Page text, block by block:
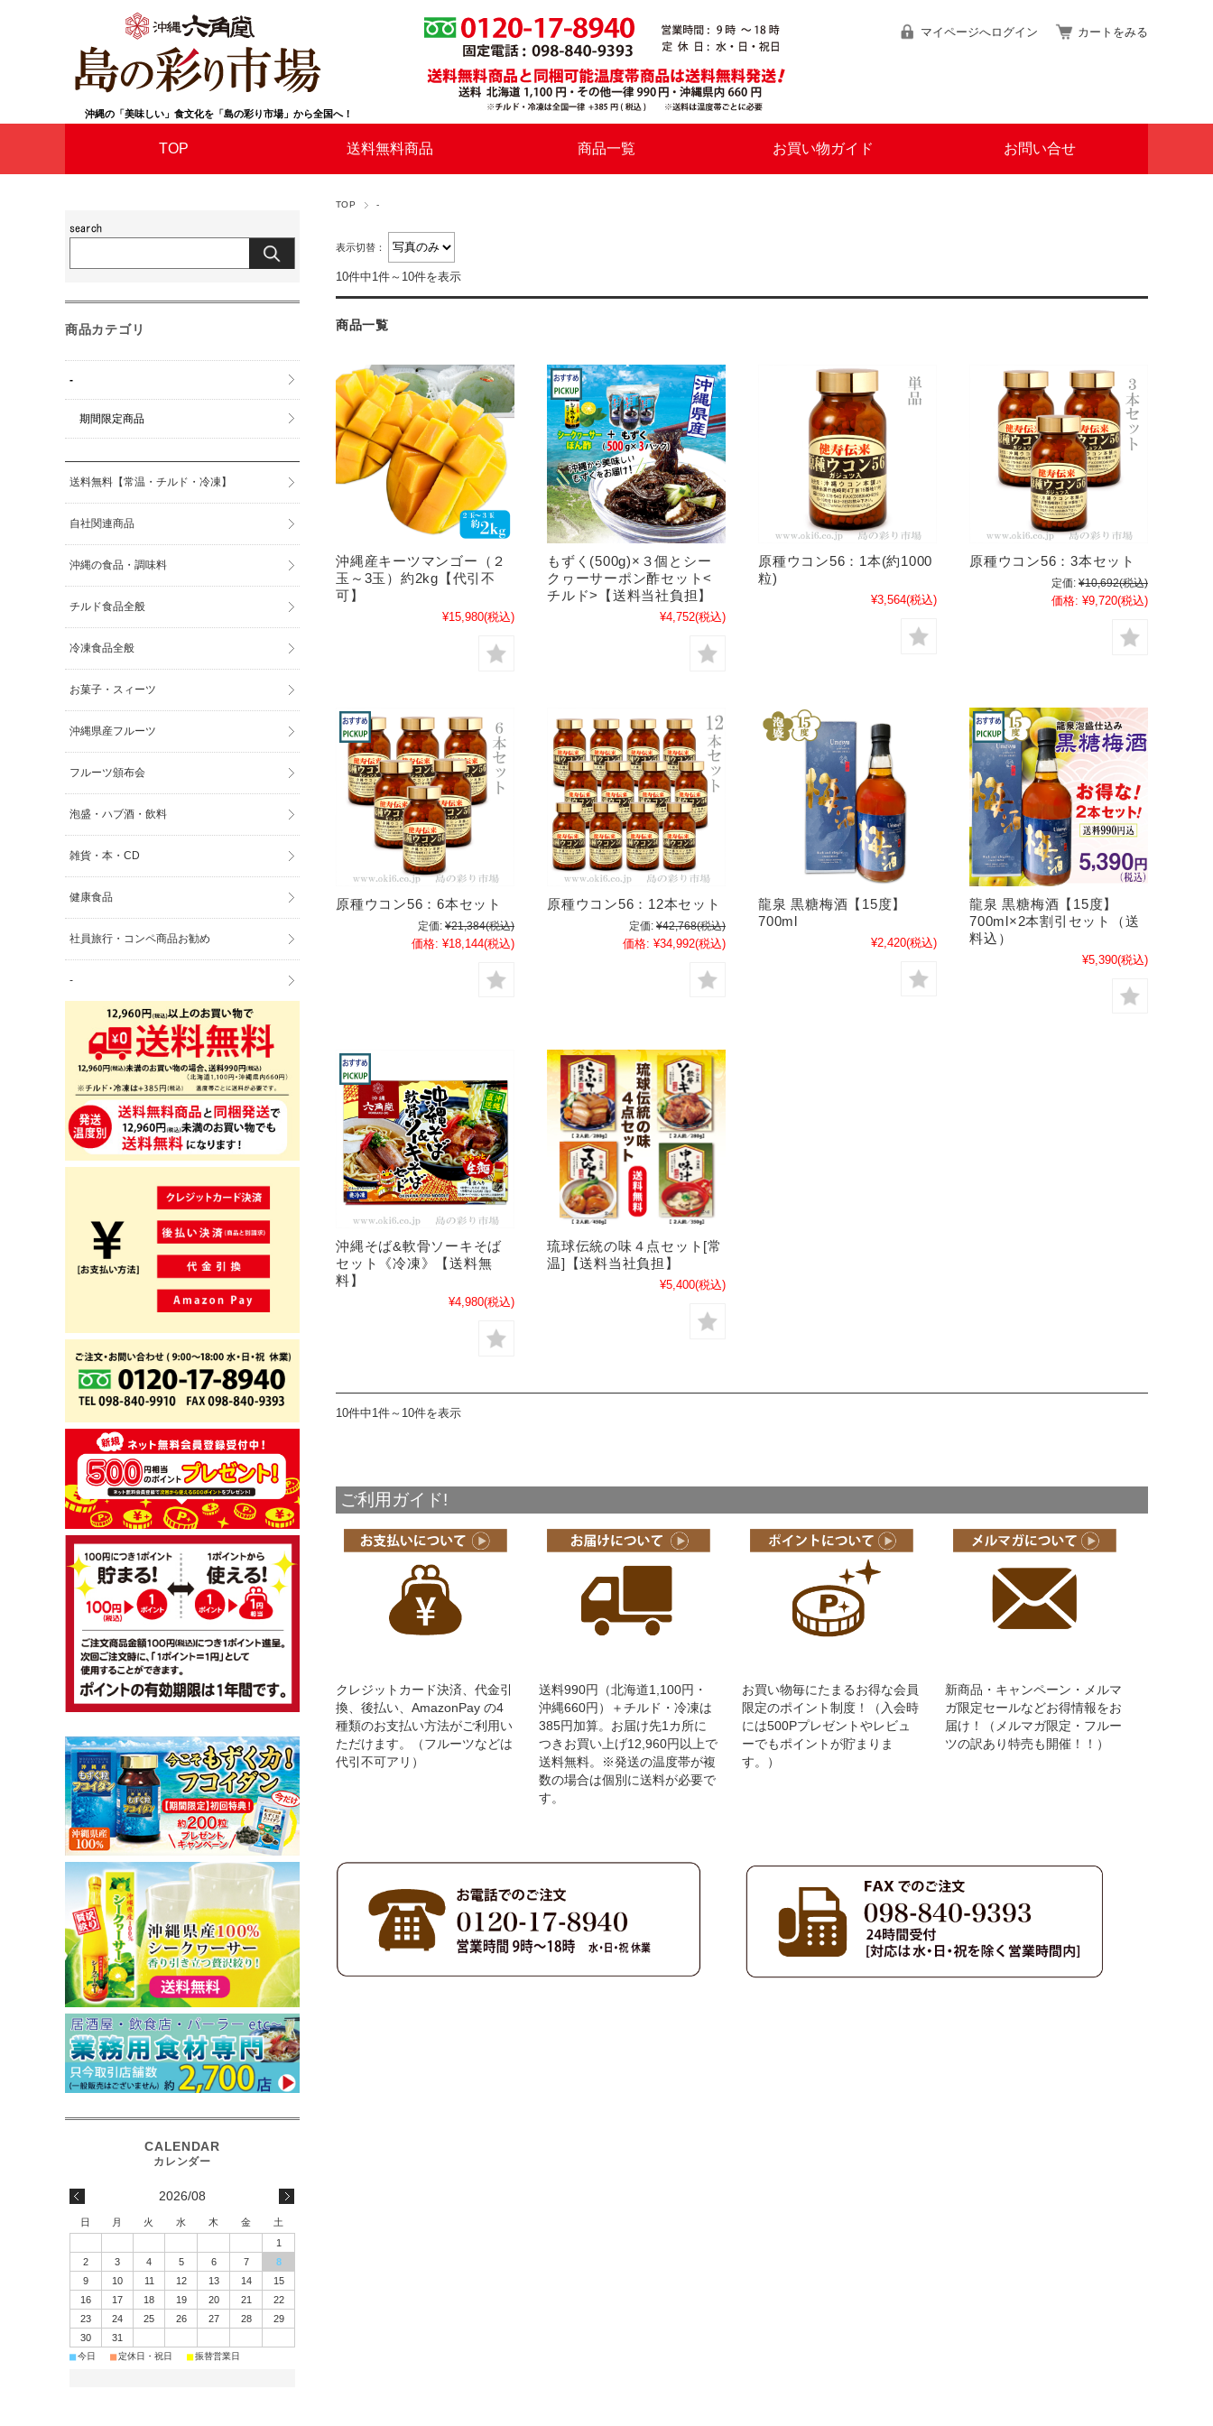
沖縄の「美味しい」食文化を「島の彩り市場」から全国へ！
マイページへログイン カートをみる
TOP 送料無料商品 商品一覧 お買い物ガイド お問い合せ
TOP -
表示切替：
10件中1件～10件を表示
商品一覧
沖縄産キーツマンゴー（２
玉～3玉）約2kg【代引不
可】
¥15,980(税込)
もずく(500g)×３個とシー
クヮーサーポン酢セット<
チルド>【送料当社負担】
¥4,752(税込)
原種ウコン56：1本(約1000
粒)
¥3,564(税込)
原種ウコン56：3本セット
定価: ¥10,692(税込)
価格: ¥9,720(税込)
原種ウコン56：6本セット
定価: ¥21,384(税込)
価格: ¥18,144(税込)
原種ウコン56：12本セット
定価: ¥42,768(税込)
価格: ¥34,992(税込)
龍泉 黒糖梅酒【15度】
700ml
¥2,420(税込)
龍泉 黒糖梅酒【15度】
700ml×2本割引セット（送
料込）
¥5,390(税込)
沖縄そば&軟骨ソーキそば
セット《冷凍》【送料無
料】
¥4,980(税込)
琉球伝統の味４点セット[常
温]【送料当社負担】
¥5,400(税込)
10件中1件～10件を表示
ご利用ガイド!
クレジットカード決済、代金引
換、後払い、AmazonPay の4
種類のお支払い方法がご利用い
ただけます。（フルーツなどは
代引不可アリ）
送料990円（北海道1,100円・
沖縄660円）＋チルド・冷凍は
385円加算。お届け先1カ所に
つきお買い上げ12,960円以上で
送料無料。※発送の温度帯が複
数の場合は個別に送料が必要で
す。
お買い物毎にたまるお得な会員
限定のポイント制度！（入会時
には500Pプレゼントやレビュ
ーでもポイントが貯まりま
す。）
新商品・キャンペーン・メルマ
ガ限定セールなどお得情報をお
届け！（メルマガ限定・フルー
ツの訳あり特売も開催！！）
商品カテゴリ
-
期間限定商品
送料無料【常温・チルド・冷凍】
自社関連商品
沖縄の食品・調味料
チルド食品全般
冷凍食品全般
お菓子・スィーツ
沖縄県産フルーツ
フルーツ頒布会
泡盛・ハブ酒・飲料
雑貨・本・CD
健康食品
社員旅行・コンペ商品お勧め
-
2026/08
日 月 火 水 木 金
土
1
2
3 4 5 6 7
8
9
10 11 12 13 14
15
16
17 18 19 20 21
22
23
24 25 26 27 28
29
30
31
■今日 ■定休日・祝日 ■振替営業日